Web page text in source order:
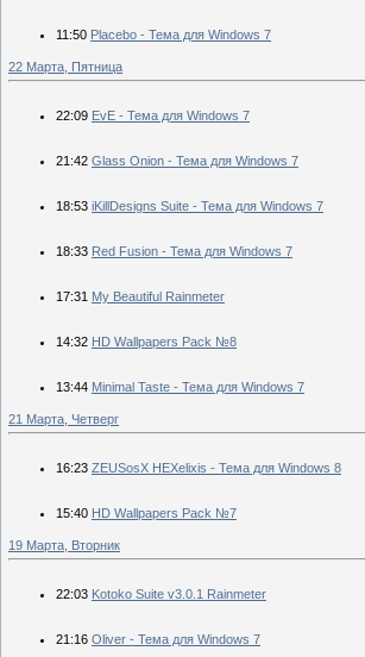
11:50 Placebo - Тема для Windows 7
22 Марта, Пятница
22:09 EvE - Тема для Windows 7
21:42 Glass Onion - Тема для Windows 7
18:53 iKillDesigns Suite - Тема для Windows 7
18:33 Red Fusion - Тема для Windows 7
17:31 My Beautiful Rainmeter
14:32 HD Wallpapers Pack №8
13:44 Minimal Taste - Тема для Windows 7
21 Марта, Четверг
16:23 ZEUSosX HEXelixis - Тема для Windows 8
15:40 HD Wallpapers Pack №7
19 Марта, Вторник
22:03 Kotoko Suite v3.0.1 Rainmeter
21:16 Oliver - Тема для Windows 7